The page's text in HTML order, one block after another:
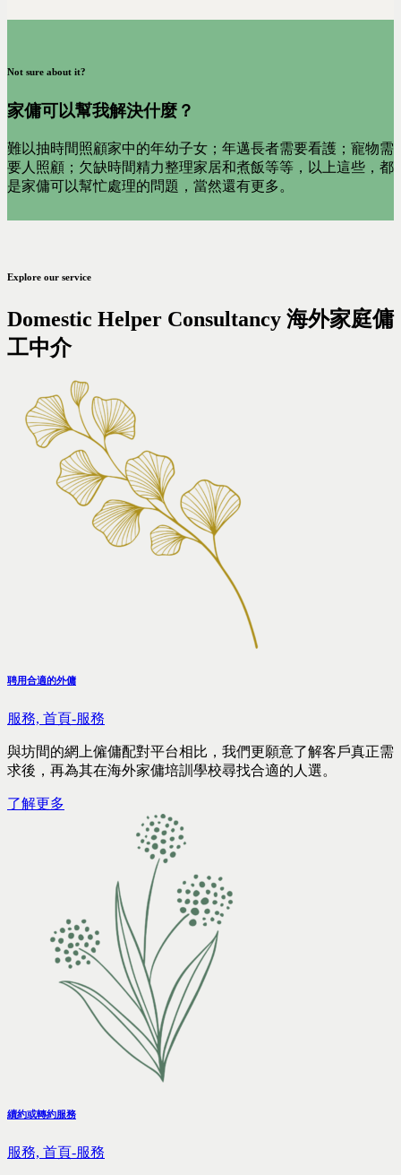
Not sure about it?
家傭可以幫我解決什麼？
難以抽時間照顧家中的年幼子女；年邁長者需要看護；寵物需
要人照顧；欠缺時間精力整理家居和煮飯等等，以上這些，都
是家傭可以幫忙處理的問題，當然還有更多。
Explore our service
Domestic Helper Consultancy 海外家庭傭
工中介
聘用合適的外傭
服務, 首頁-服務
與坊間的網上僱傭配對平台相比，我們更願意了解客戶真正需
求後，再為其在海外家傭培訓學校尋找合適的人選。
了解更多
續約或轉約服務
服務, 首頁-服務